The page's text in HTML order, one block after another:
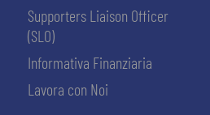
Supporters Liaison Officer
(SLO)
Informativa Finanziaria
Lavora con Noi